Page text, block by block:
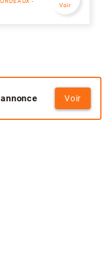
Voir
annonce Voir